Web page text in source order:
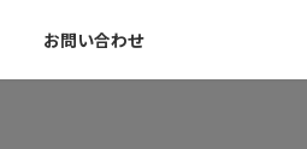
お問い合わせ